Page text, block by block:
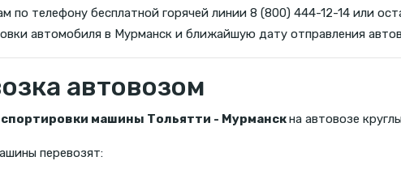
по телефону бесплатной горячей линии 8 (800) 444-12-14 или
автомобиля в Мурманск и ближайшую дату отправления
автовозом
машины Тольятти - Мурманскна автовозе
перевозят: